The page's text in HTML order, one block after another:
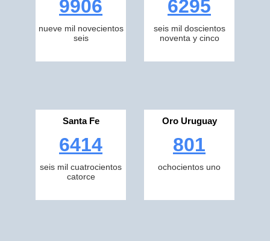
9906
nueve mil novecientos
seis
6295
seis mil doscientos
noventa y cinco
Santa Fe
6414
seis mil cuatrocientos
catorce
Oro Uruguay
801
ochocientos uno